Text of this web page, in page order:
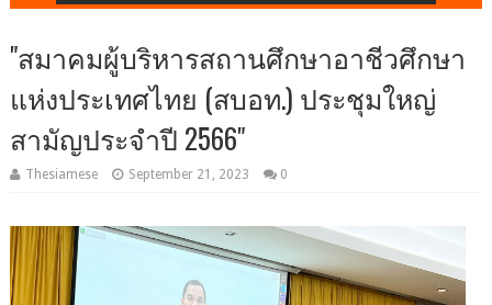
"สมาคมผู้บริหารสถานศึกษาอาชีวศึกษา
แห่งประเทศไทย (สบอท.) ประชุมใหญ่
สามัญประจำปี 2566"
Thesiamese September 21, 2023 0